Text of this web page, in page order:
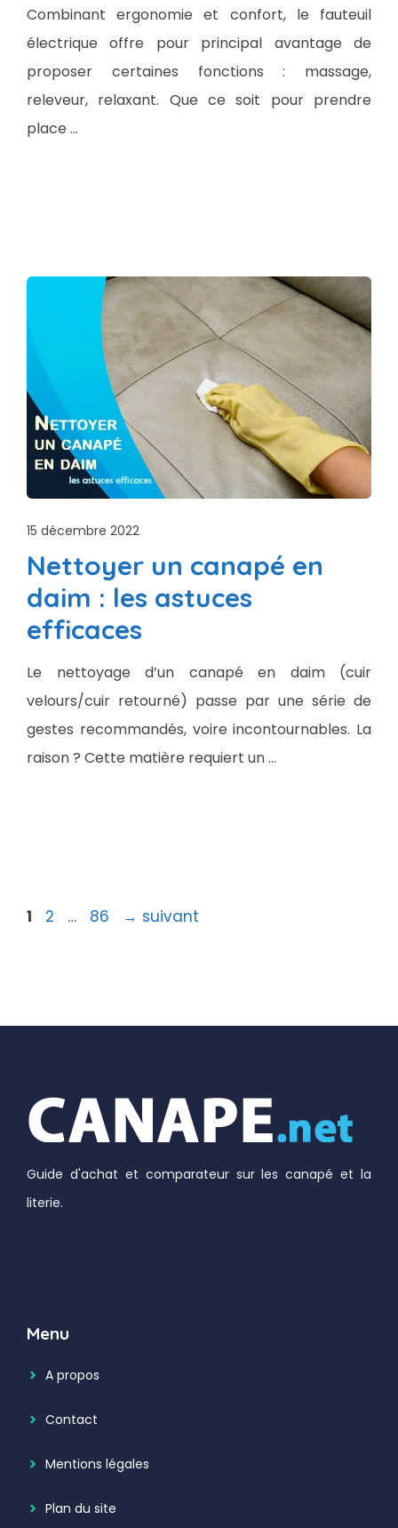
Combinant ergonomie et confort, le fauteuil
électrique offre pour principal avantage de
proposer certaines fonctions : massage,
releveur, relaxant. Que ce soit pour prendre
place …
15 décembre 2022
Nettoyer un canapé en
daim : les astuces
efficaces
Le nettoyage d’un canapé en daim (cuir
velours/cuir retourné) passe par une série de
gestes recommandés, voire incontournables. La
raison ? Cette matière requiert un …
Page
1 Page
2 … Page
86 → suivant
Guide d'achat et comparateur sur les canapé et la
literie.
Menu
A propos
Contact
Mentions légales
Plan du site